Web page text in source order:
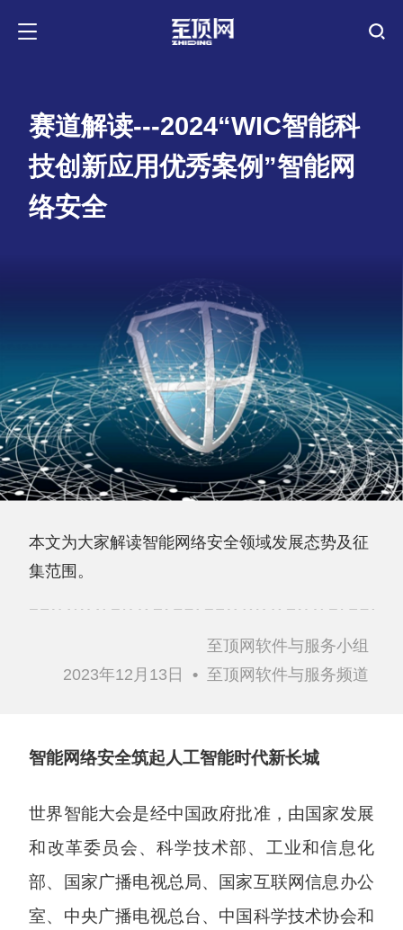
赛道解读---2024“WIC智能科
技创新应用优秀案例”智能网
络安全
本文为大家解读智能网络安全领域发展态势及征
集范围。
至顶网软件与服务小组
2023年12月13日
• 至顶网软件与服务频道
智能网络安全筑起人工智能时代新长城
世界智能大会是经中国政府批准，由国家发展
和改革委员会、科学技术部、工业和信息化
部、国家广播电视总局、国家互联网信息办公
室、中央广播电视总台、中国科学技术协会和